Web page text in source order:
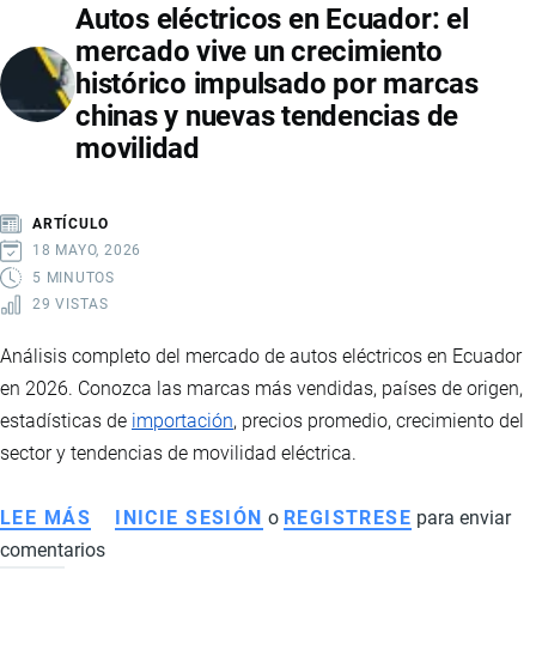
EN
ECUADOR:
GUERRA
COMERCIAL
IMPULSA
MARCAS
NACIONALES
Autos eléctricos en Ecuador: el
mercado vive un crecimiento
histórico impulsado por marcas
chinas y nuevas tendencias de
movilidad
ARTÍCULO
18 MAYO, 2026
5 MINUTOS
29 VISTAS
Análisis completo del mercado de autos eléctricos en Ecuador
en 2026. Conozca las marcas más vendidas, países de origen,
estadísticas de importación, precios promedio, crecimiento del
sector y tendencias de movilidad eléctrica.
LEE MÁS SOBRE
AUTOS
INICIE SESIÓN o REGISTRESE para enviar
comentarios